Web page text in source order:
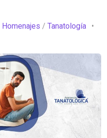
Homenajes / Tanatología